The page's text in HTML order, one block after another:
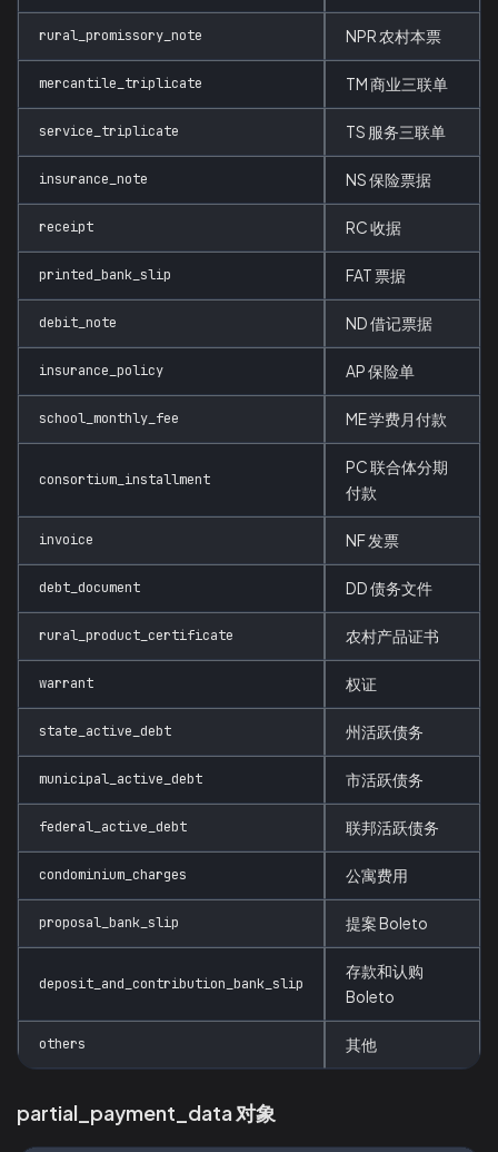
rural_promissory_note NPR 农村本票
mercantile_triplicate TM 商业三联单
service_triplicate TS 服务三联单
insurance_note NS 保险票据
receipt RC 收据
printed_bank_slip FAT 票据
debit_note ND 借记票据
insurance_policy AP 保险单
school_monthly_fee ME 学费月付款
consortium_installment
PC 联合体分期
付款
invoice NF 发票
debt_document DD 债务文件
rural_product_certificate 农村产品证书
warrant 权证
state_active_debt 州活跃债务
municipal_active_debt 市活跃债务
federal_active_debt 联邦活跃债务
condominium_charges 公寓费用
proposal_bank_slip 提案 Boleto
deposit_and_contribution_bank_slip
存款和认购
Boleto
others 其他
partial_payment_data 对象